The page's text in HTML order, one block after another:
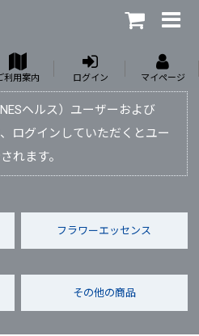
利用案内 ログイン マイページ
ヘルス）ユーザーおよび
ログインしていただくとユー
れます。
フラワーエッセンス
その他の商品